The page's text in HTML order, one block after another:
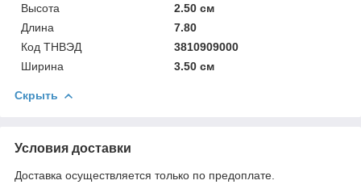
Высота
2.50 см
Длина
7.80
Код ТНВЭД
3810909000
Ширина
3.50 см
Скрыть
Условия доставки
Доставка осуществляется только по предоплате.